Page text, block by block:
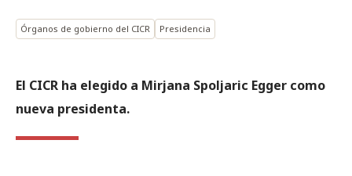
Órganos de gobierno del CICR Presidencia
El CICR ha elegido a Mirjana Spoljaric Egger como
nueva presidenta.